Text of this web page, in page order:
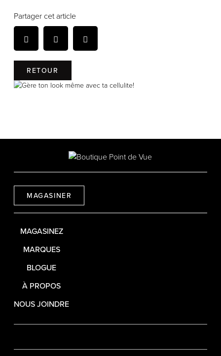
Partager cet article
RETOUR
MAGASINER
MAGASINEZ
MARQUES
BLOGUE
À PROPOS
NOUS JOINDRE